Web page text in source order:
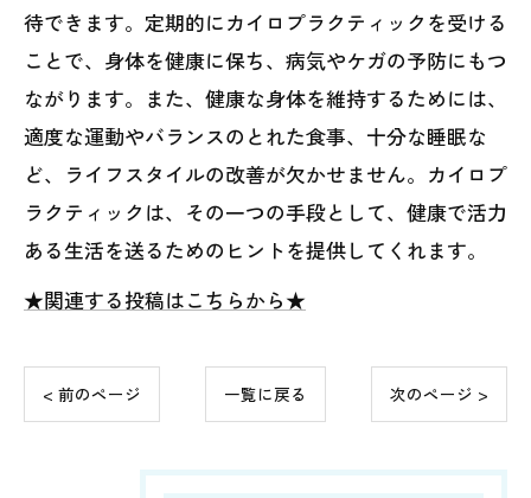
待できます。定期的にカイロプラクティックを受ける
ことで、身体を健康に保ち、病気やケガの予防にもつ
ながります。また、健康な身体を維持するためには、
適度な運動やバランスのとれた食事、十分な睡眠な
ど、ライフスタイルの改善が欠かせません。カイロプ
ラクティックは、その一つの手段として、健康で活力
ある生活を送るためのヒントを提供してくれます。
★関連する投稿はこちらから★
< 前のページ 一覧に戻る 次のページ >